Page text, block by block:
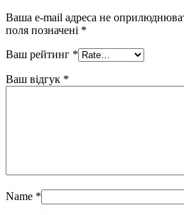
Ваша e-mail адреса не
поля позначені *
Ваш рейтинг *
Ваш відгук *
Name *